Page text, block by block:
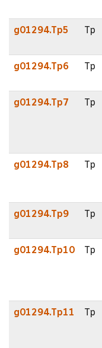
g01294.Tp5 Tp
g01294.Tp6 Tp
g01294.Tp7 Tp
g01294.Tp8 Tp
g01294.Tp9 Tp
g01294.Tp10 Tp
g01294.Tp11 Tp